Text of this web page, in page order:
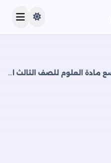
الواجب المنزلي في الأسبوع التاسع مادة العلوم للصف الثالث الاعدادي الترم الثاني 2025 بصيغة PDF